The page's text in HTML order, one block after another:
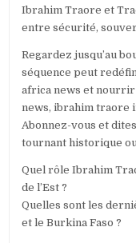
Ibrahim Traore et
entre sécurité,
Regardez jusqu’au
séquence peut
africa news et
news, ibrahim traore
Abonnez-vous et
tournant historique
Quel rôle Ibrahim
de l’Est ?
Quelles sont les
et le Burkina Faso ?